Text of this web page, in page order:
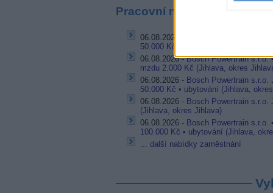
Pracovní nabídky
06.08.2026 -
Bosch Powertrain
50.000 Kč • příspěvek na ubytování
06.08.2026 -Bosch Powertrain s.r.o.
mzdu 2.000 Kč (Jihlava, okres
06.08.2026 - Bosch Powertrain s.r.o.
50.000 Kč • ubytování (Jihlava,
06.08.2026 - Bosch Powertrain s.r.o.
(Jihlava, okres Jihlava)
06.08.2026 - Bosch Powertrain s.r.o.
100.000 Kč • ubytování (Jihlava,
... další nabídky zaměstnání